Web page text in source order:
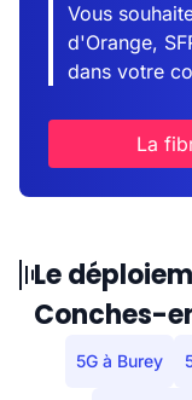
Vous
d'Orange,
dans votre
La
Le
Conches-
5G à Burey